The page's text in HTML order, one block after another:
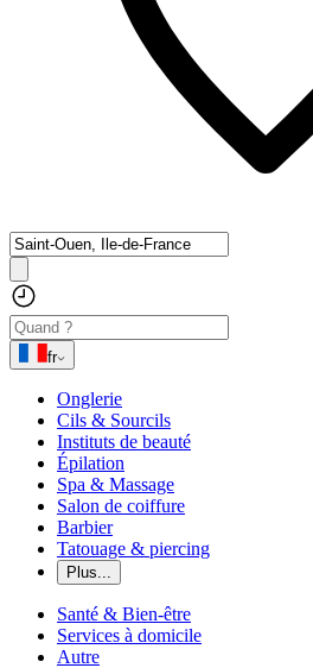
fr
Onglerie
Cils & Sourcils
Instituts de beauté
Épilation
Spa & Massage
Salon de coiffure
Barbier
Tatouage & piercing
Plus...
Santé & Bien-être
Services à domicile
Autre